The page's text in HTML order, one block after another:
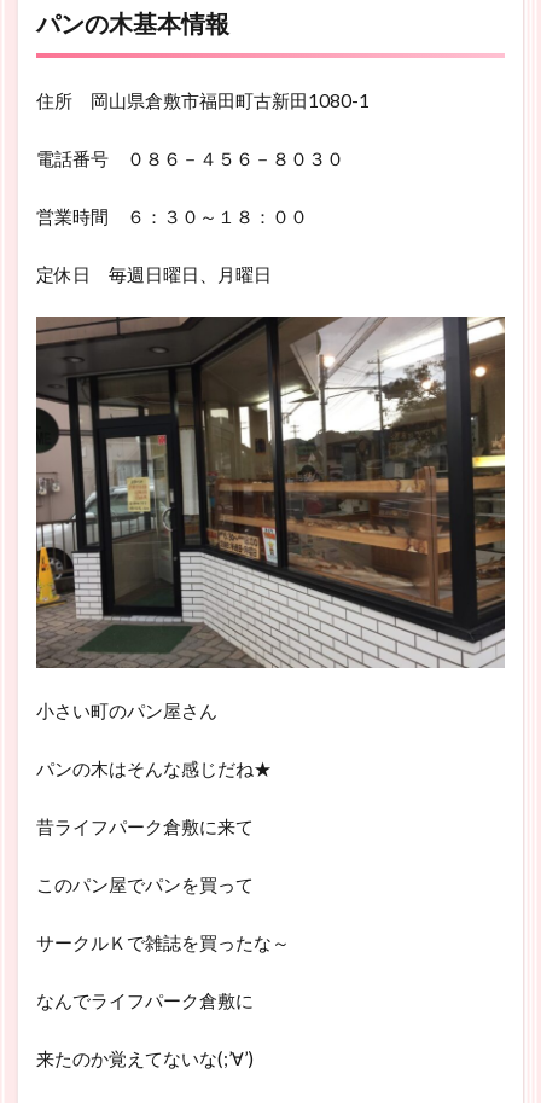
パンの木基本情報
住所 岡山県倉敷市福田町古新田1080-1
電話番号 ０８６－４５６－８０３０
営業時間 ６：３０～１８：００
定休日 毎週日曜日、月曜日
小さい町のパン屋さん
パンの木はそんな感じだね★
昔ライフパーク倉敷に来て
このパン屋でパンを買って
サークルＫで雑誌を買ったな～
なんでライフパーク倉敷に
来たのか覚えてないな(;’∀’)